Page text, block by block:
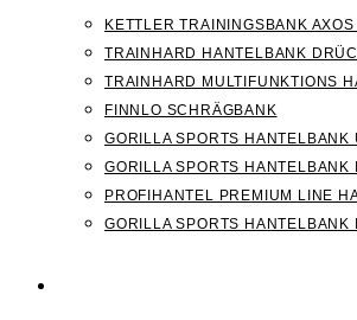
KETTLER TRAININGSBANK
TRAINHARD HANTELBANK
TRAINHARD MULTIFUNKTIONS
FINNLO SCHRÄGBANK
GORILLA SPORTS
GORILLA SPORTS HANTELBANK
PROFIHANTEL PREMIUM LINE
GORILLA SPORTS